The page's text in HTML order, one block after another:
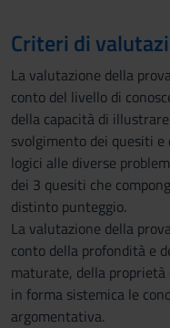
Criteri di
La valutazione della
conto del livello di
della capacità di
svolgimento dei quesiti e
logici alle diverse
dei 3 quesiti che
distinto punteggio.
La valutazione della
conto della profondità e
maturate, della proprietà
in forma sistemica le
argomentativa.